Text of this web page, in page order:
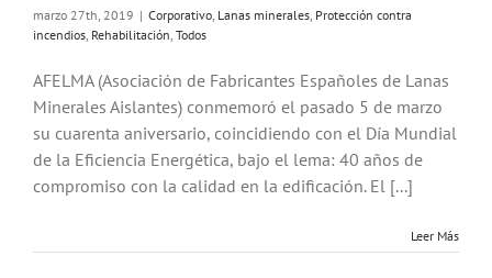
marzo 27th, 2019 | Corporativo Lanas minerales Protección contra
incendios Rehabilitación Todos
AFELMA (Asociación de Fabricantes Españoles de Lanas
Minerales Aislantes) conmemoró el pasado 5 de marzo
su cuarenta aniversario, coincidiendo con el Día Mundial
de la Eficiencia Energética, bajo el lema: 40 años de
compromiso con la calidad en la edificación. El [...]
Leer Más